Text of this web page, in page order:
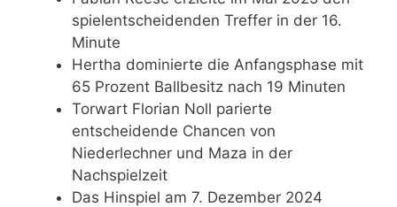
spielentscheidenden Treffer in der 16.
Minute
Hertha dominierte die Anfangsphase mit
65 Prozent Ballbesitz nach 19 Minuten
Torwart Florian Noll parierte
entscheidende Chancen von
Niederlechner und Maza in der
Nachspielzeit
Das Hinspiel am 7. Dezember 2024